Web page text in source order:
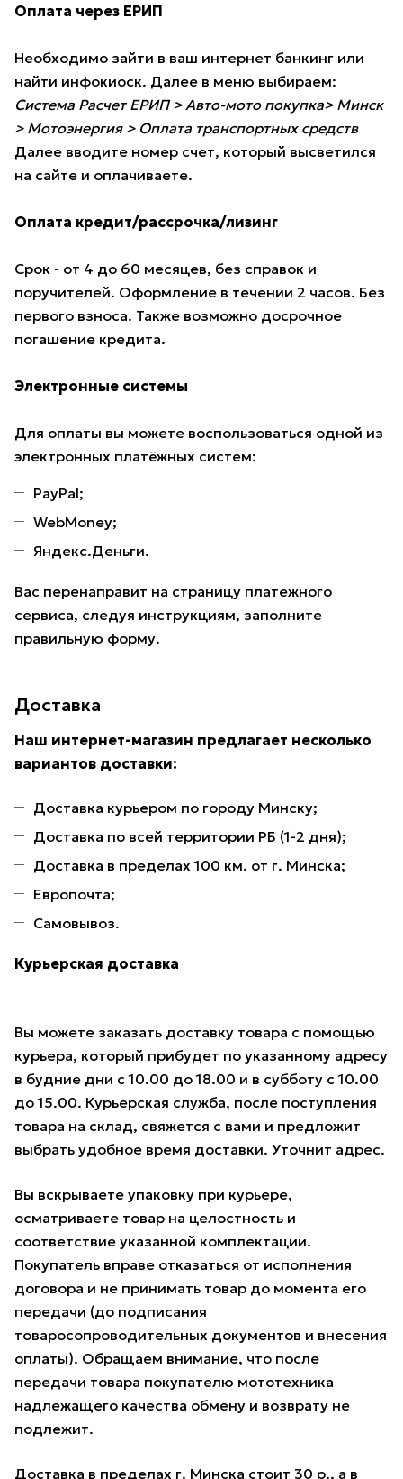
Оплата через ЕРИП
Необходимо зайти в ваш интернет банкинг или
найти инфокиоск. Далее в меню выбираем:
Система Расчет ЕРИП > Авто-мото покупка> Минск
> Мотоэнергия > Оплата транспортных средств
Далее вводите номер счет, который высветился
на сайте и оплачиваете.
Оплата кредит/рассрочка/лизинг
Срок - от 4 до 60 месяцев, без справок и
поручителей. Оформление в течении 2 часов. Без
первого взноса. Также возможно досрочное
погашение кредита.
Электронные системы
Для оплаты вы можете воспользоваться одной из
электронных платёжных систем:
PayPal;
WebMoney;
Яндекс.Деньги.
Вас перенаправит на страницу платежного
сервиса, следуя инструкциям, заполните
правильную форму.
Доставка
Наш интернет-магазин предлагает несколько
вариантов доставки:
Доставка курьером по городу Минску;
Доставка по всей территории РБ (1-2 дня);
Доставка в пределах 100 км. от г. Минска;
Европочта;
Самовывоз.
Курьерская доставка
Вы можете заказать доставку товара с помощью
курьера, который прибудет по указанному адресу
в будние дни с 10.00 до 18.00 и в субботу с 10.00
до 15.00. Курьерская служба, после поступления
товара на склад, свяжется с вами и предложит
выбрать удобное время доставки. Уточнит адрес.
Вы вскрываете упаковку при курьере,
осматриваете товар на целостность и
соответствие указанной комплектации.
Покупатель вправе отказаться от исполнения
договора и не принимать товар до момента его
передачи (до подписания
товаросопроводительных документов и внесения
оплаты). Обращаем внимание, что после
передачи товара покупателю мототехника
надлежащего качества обмену и возврату не
подлежит.
Доставка в пределах г. Минска стоит 30 р., а в